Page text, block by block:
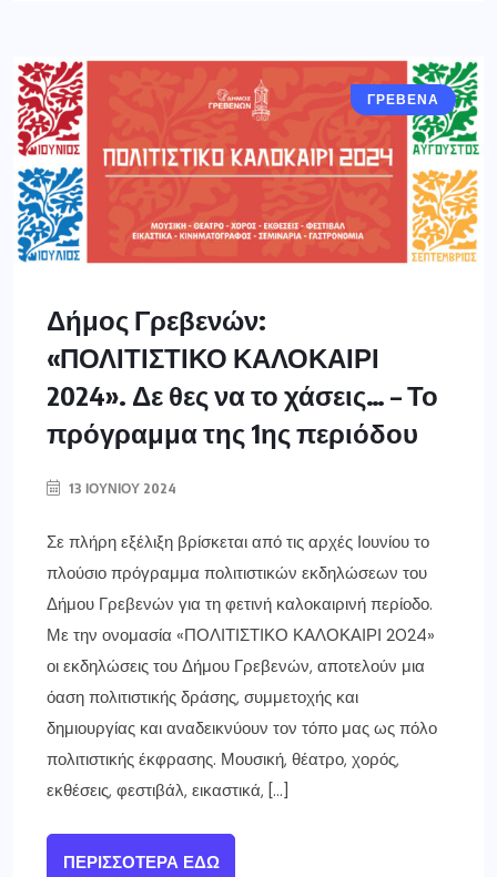
ΓΡΕΒΕΝΑ
Δήμος Γρεβενών:
«ΠΟΛΙΤΙΣΤΙΚΟ ΚΑΛΟΚΑΙΡΙ
2024». Δε θες να το χάσεις… – Το
πρόγραμμα της 1ης περιόδου
13 ΙΟΥΝΊΟΥ 2024
Σε πλήρη εξέλιξη βρίσκεται από τις αρχές Ιουνίου το
πλούσιο πρόγραμμα πολιτιστικών εκδηλώσεων του
Δήμου Γρεβενών για τη φετινή καλοκαιρινή περίοδο.
Με την ονομασία «ΠΟΛΙΤΙΣΤΙΚΟ ΚΑΛΟΚΑΙΡΙ 2024»
οι εκδηλώσεις του Δήμου Γρεβενών, αποτελούν μια
όαση πολιτιστικής δράσης, συμμετοχής και
δημιουργίας και αναδεικνύουν τον τόπο μας ως πόλο
πολιτιστικής έκφρασης. Μουσική, θέατρο, χορός,
εκθέσεις, φεστιβάλ, εικαστικά, […]
ΠΕΡΙΣΣΌΤΕΡΑ ΕΔΏ